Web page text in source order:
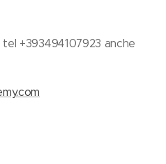
+393494107923 anche